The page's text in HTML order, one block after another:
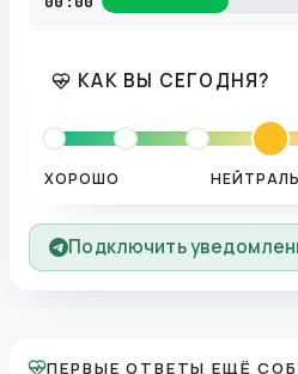
КАК ВЫ СЕГОДНЯ?
ХОРОШО
Подключить
ПЕРВЫЕ ОТВЕТЫ ЕЩЁ